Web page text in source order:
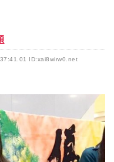
ID:xai8wirw0.net